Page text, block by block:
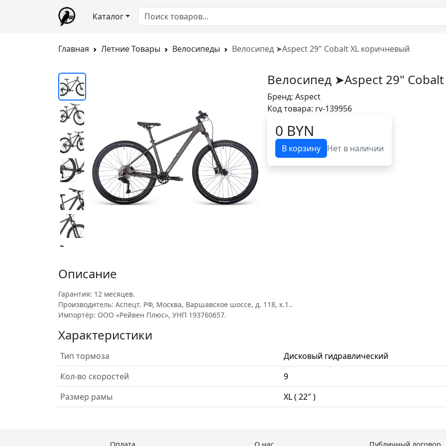
Каталог
Главная Летние Товары Велосипеды Велосипед ➤Aspect 29" Cobalt XL коричневый
Велосипед ➤Aspect 29"
Бренд: Aspect
Код товара: rv-139956
0 BYN
В корзину Нет в наличии
Описание
Гарантия: 12 месяцев.
Производитель: Аспецт. РФ, Москва, Варшавское шоссе, д. 118, к.1..
Импортёр: ООО «Рейвен Плюс», УНП 193760657.
Характеристики
Тип тормоза
Дисковый гидравлический
Кол-во скоростей
9
Размер рамы
XL ( 22″ )